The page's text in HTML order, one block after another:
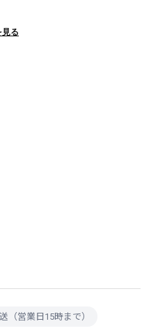
る
（営業日15時まで）